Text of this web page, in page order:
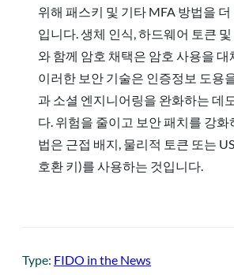
위해 패스키 및 기타 MFA 방법을 더
입니다. 생체 인식, 하드웨어 토큰
와 함께 암호 채택은 암호 사용을
이러한 보안 기술은 인증정보 도용
과 소셜 엔지니어링을 완화하는 데
다. 위험을 줄이고 보안 패치를 강화
법은 근접 배지, 물리적 토큰 또는
호환 키)를 사용하는 것입니다.
Type: FIDO in the News